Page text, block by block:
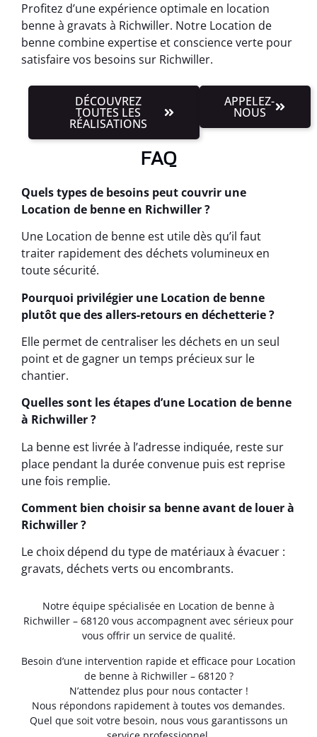
Profitez d’une expérience optimale en location
benne à gravats à Richwiller. Notre Location de
benne combine expertise et conscience verte pour
satisfaire vos besoins sur Richwiller.
DÉCOUVREZ
TOUTES LES
RÉALISATIONS
APPELEZ-
NOUS
FAQ
Quels types de besoins peut couvrir une
Location de benne en Richwiller ?
Une Location de benne est utile dès qu’il faut
traiter rapidement des déchets volumineux en
toute sécurité.
Pourquoi privilégier une Location de benne
plutôt que des allers-retours en déchetterie ?
Elle permet de centraliser les déchets en un seul
point et de gagner un temps précieux sur le
chantier.
Quelles sont les étapes d’une Location de benne
à Richwiller ?
La benne est livrée à l’adresse indiquée, reste sur
place pendant la durée convenue puis est reprise
une fois remplie.
Comment bien choisir sa benne avant de louer à
Richwiller ?
Le choix dépend du type de matériaux à évacuer :
gravats, déchets verts ou encombrants.
Notre équipe spécialisée en Location de benne à
Richwiller – 68120 vous accompagnent avec sérieux pour
vous offrir un service de qualité.
Besoin d’une intervention rapide et efficace pour Location
de benne à Richwiller – 68120 ?
N’attendez plus pour nous contacter !
Nous répondons rapidement à toutes vos demandes.
Quel que soit votre besoin, nous vous garantissons un